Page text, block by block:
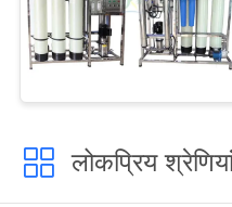
लोकप्रिय